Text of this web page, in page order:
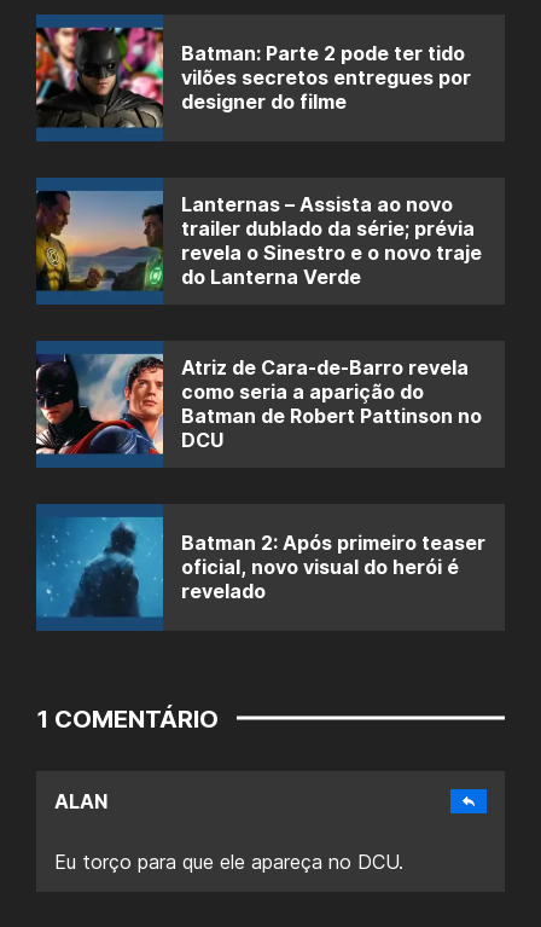
Batman: Parte 2 pode ter tido
vilões secretos entregues por
designer do filme
Lanternas – Assista ao novo
trailer dublado da série; prévia
revela o Sinestro e o novo traje
do Lanterna Verde
Atriz de Cara-de-Barro revela
como seria a aparição do
Batman de Robert Pattinson no
DCU
Batman 2: Após primeiro teaser
oficial, novo visual do herói é
revelado
1 COMENTÁRIO
ALAN
Eu torço para que ele apareça no DCU.